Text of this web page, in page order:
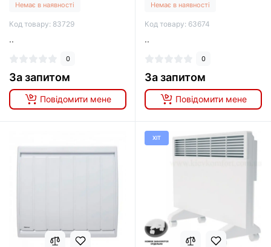
Немає в наявності
Код товару: 83729
..
0
За запитом
Повідомити мене
Немає в наявності
Код товару: 63674
..
0
За запитом
Повідомити мене
ХІТ